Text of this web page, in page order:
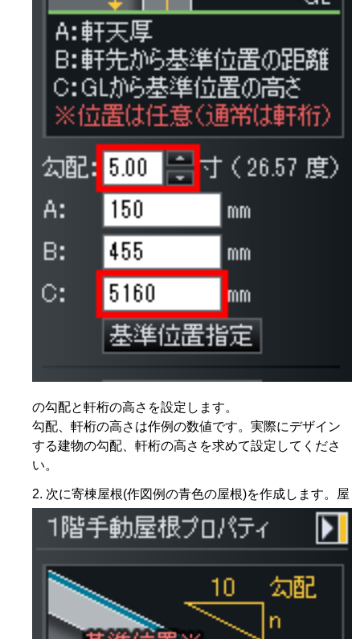
の勾配と軒桁の高さを設定します。
勾配、軒桁の高さは作例の数値です。実際にデザイン
する建物の勾配、軒桁の高さを求めて設定してくださ
い。
次に寄棟屋根(作図例の青色の屋根)を作成します。屋